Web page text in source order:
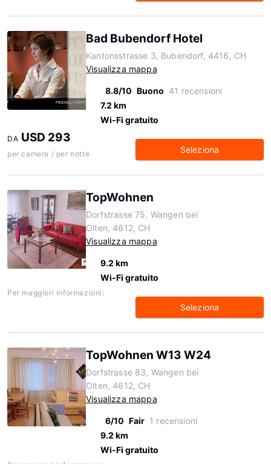
Bad Bubendorf Hotel
Kantonsstrasse 3, Bubendorf, 4416, CH
Visualizza mappa
8.8/10 Buono 41 recensioni
7.2 km
Wi-Fi gratuito
DA USD 293
per camera / per notte Seleziona
TopWohnen
Dorfstrasse 75, Wangen bei
Olten, 4612, CH
Visualizza mappa
9.2 km
Wi-Fi gratuito
Per maggiori informazioni:
Seleziona
TopWohnen W13 W24
Dorfstrasse 83, Wangen bei
Olten, 4612, CH
Visualizza mappa
6/10 Fair 1 recensioni
9.2 km
Wi-Fi gratuito